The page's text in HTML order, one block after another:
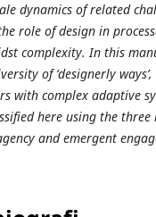
dynamics of related
role of design in
complexity. In this
of ‘designerly
with complex adaptive
here using the three
and emergent